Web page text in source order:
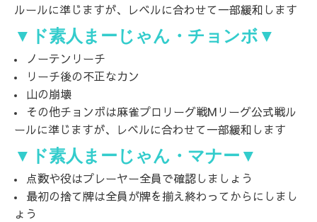
ルールに準じますが、レベルに合わせて一部緩和します
▼ ド素人まーじゃん・チョンボ ▼
ノーテンリーチ
リーチ後の不正なカン
山の崩壊
その他チョンボは麻雀プロリーグ戦Mリーグ公式戦ル
ールに準じますが、レベルに合わせて一部緩和します
▼ ド素人まーじゃん・マナー ▼
点数や役はプレーヤー全員で確認しましょう
最初の捨て牌は全員が牌を揃え終わってからにしまし
ょう